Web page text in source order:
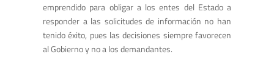
emprendido para obligar a los entes del Estado a
responder a las solicitudes de información no han
tenido éxito, pues las decisiones siempre favorecen
al Gobierno y no a los demandantes.